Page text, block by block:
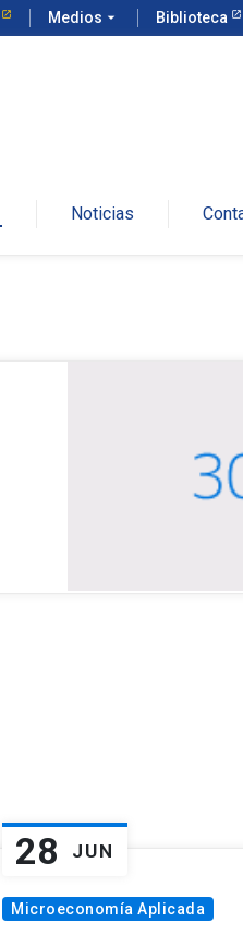
Medios arrow_drop_down Biblioteca
Noticias
28 JUN
Microeconomía Aplicada